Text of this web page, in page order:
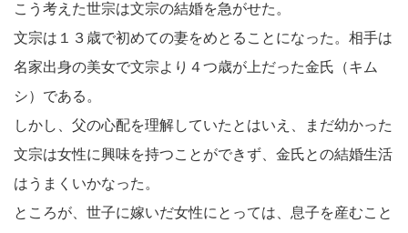
こう考えた世宗は文宗の結婚を急がせた。
文宗は１３歳で初めての妻をめとることになった。相手は
名家出身の美女で文宗より４つ歳が上だった金氏（キム
シ）である。
しかし、父の心配を理解していたとはいえ、まだ幼かった
文宗は女性に興味を持つことができず、金氏との結婚生活
はうまくいかなった。
ところが、世子に嫁いだ女性にとっては、息子を産むこと